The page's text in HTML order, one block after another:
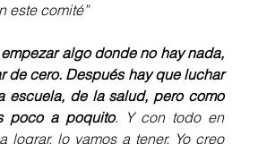
este comité”
empezar algo donde no hay nada,
de cero. Después hay que luchar
escuela, de la salud, pero como
poco a poquito. Y con todo en
lograr, lo vamos a tener. Yo creo